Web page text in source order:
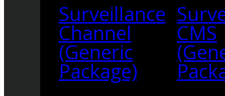
Surveillance
Channel
(Generic
Package)
CMS